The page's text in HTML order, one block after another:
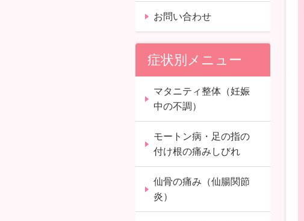
お問い合わせ
症状別メニュー
マタニティ整体（妊娠
中の不調）
モートン病・足の指の
付け根の痛みしびれ
仙骨の痛み（仙腸関節
炎）